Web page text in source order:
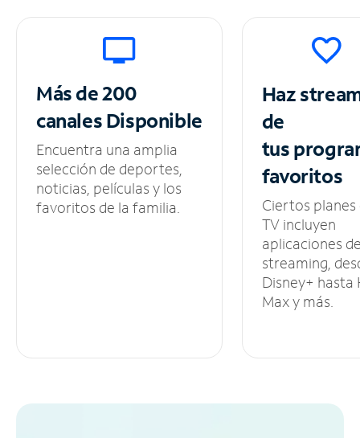
Más de 200
canalesDisponible
Encuentra una amplia
selección de deportes,
noticias, películas y los
favoritos de la familia.
Haz
de
tus
favoritos
Ciertos planes
TV incluyen
aplicaciones
streaming,
Disney+ hasta
Max y más.